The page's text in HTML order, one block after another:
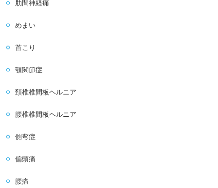
肋間神経痛
めまい
首こり
顎関節症
頚椎椎間板ヘルニア
腰椎椎間板ヘルニア
側弯症
偏頭痛
腰痛